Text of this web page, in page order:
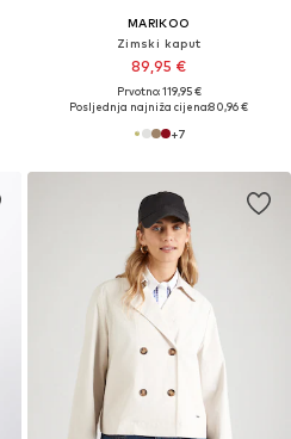
MARIKOO
Zimski kaput
89,95 €
Prvotno: 119,95 €
Posljednja najniža cijena:80,96 €
+7